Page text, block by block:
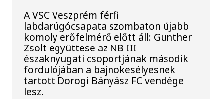
A VSC Veszprém férfi
labdarúgócsapata szombaton újabb
komoly erőfelmérő előtt áll: Gunther
Zsolt együttese az NB III
északnyugati csoportjának második
fordulójában a bajnokesélyesnek
tartott Dorogi Bányász FC vendége
lesz.